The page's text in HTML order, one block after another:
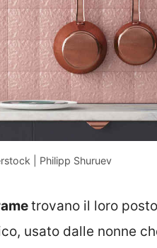
| Philipp Shuruev
trovano il loro
usato dalle nonne